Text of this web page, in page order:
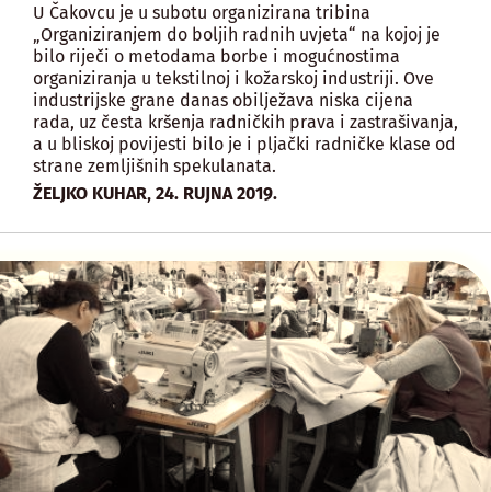
U Čakovcu je u subotu organizirana tribina
„Organiziranjem do boljih radnih uvjeta“ na kojoj je
bilo riječi o metodama borbe i mogućnostima
organiziranja u tekstilnoj i kožarskoj industriji. Ove
industrijske grane danas obilježava niska cijena
rada, uz česta kršenja radničkih prava i zastrašivanja,
a u bliskoj povijesti bilo je i pljački radničke klase od
strane zemljišnih spekulanata.
ŽELJKO KUHAR, 24. RUJNA 2019.